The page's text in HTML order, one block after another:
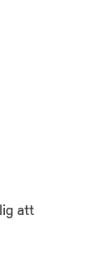
att